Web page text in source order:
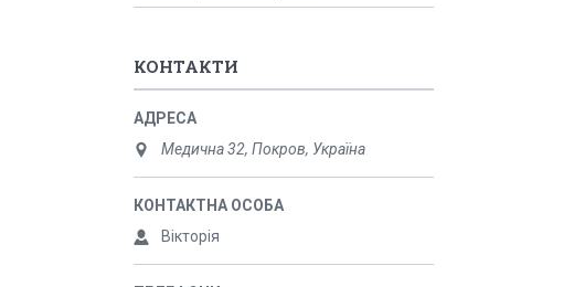
КОНТАКТИ
Медична 32, Покров, Україна
Вікторія